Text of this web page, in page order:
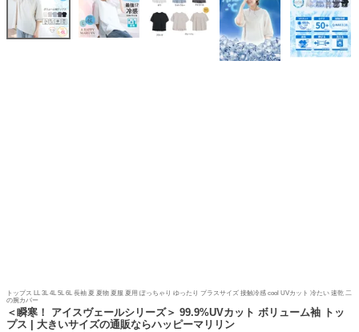
トップス LL 3L 4L 5L 6L 長袖 夏 夏物 夏服 夏用 ぽっちゃり ゆったり プラスサイズ 接触冷感 cool UVカット 冷たい 速乾 二
の腕カバー
＜瞬寒！ アイスヴェールシリーズ＞ 99.9%UVカット ボリューム袖 トッ
プス | 大きいサイズの通販ならハッピーマリリン